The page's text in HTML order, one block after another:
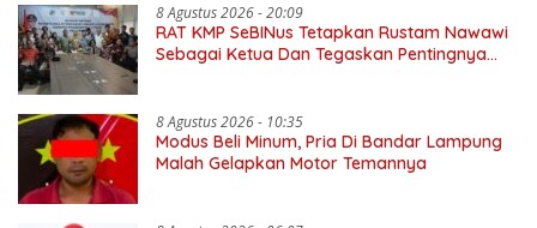
8 Agustus 2026 - 20:09
RAT KMP SeBINus Tetapkan Rustam Nawawi
Sebagai Ketua Dan Tegaskan Pentingnya
8 Agustus 2026 - 10:35
Modus Beli Minum, Pria Di Bandar Lampung
Malah Gelapkan Motor Temannya